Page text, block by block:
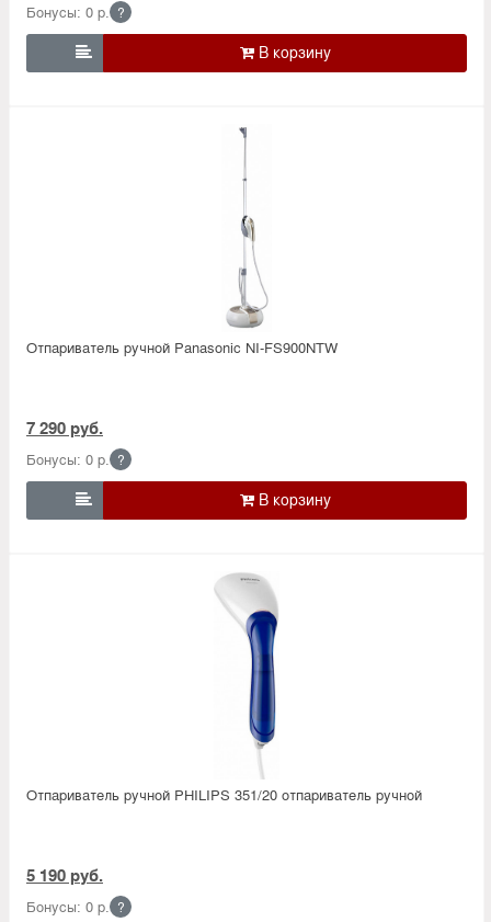
Бонусы: 0 р. ?

Отпариватель ручной Panasonic NI-FS900NTW
7 290 руб.
Бонусы: 0 р. ?

Отпариватель ручной PHILIPS 351/20 отпариватель ручной
5 190 руб.
Бонусы: 0 р. ?